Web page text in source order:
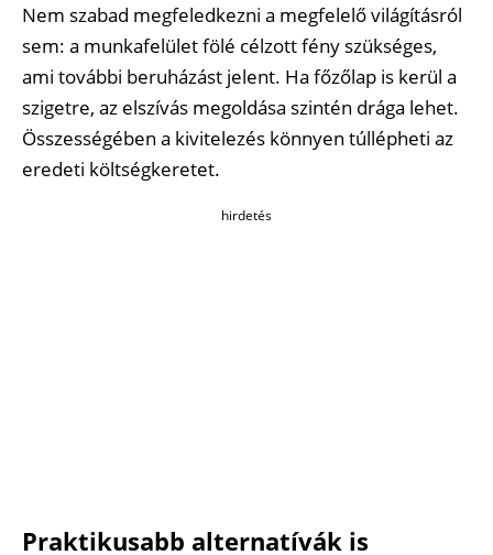
Nem szabad megfeledkezni a megfelelő világításról
sem: a munkafelület fölé célzott fény szükséges,
ami további beruházást jelent. Ha főzőlap is kerül a
szigetre, az elszívás megoldása szintén drága lehet.
Összességében a kivitelezés könnyen túllépheti az
eredeti költségkeretet.
hirdetés
Praktikusabb alternatívák is